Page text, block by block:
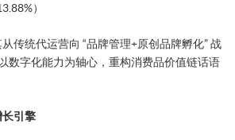
）
传统代运营向 ​​“品牌管理+原创品牌孵化”​​ 战
数字化能力为轴心，重构消费品价值链话语
引擎